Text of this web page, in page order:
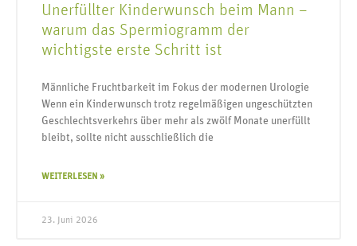
Unerfüllter Kinderwunsch beim Mann –
warum das Spermiogramm der
wichtigste erste Schritt ist
Männliche Fruchtbarkeit im Fokus der modernen Urologie
Wenn ein Kinderwunsch trotz regelmäßigen ungeschützten
Geschlechtsverkehrs über mehr als zwölf Monate unerfüllt
bleibt, sollte nicht ausschließlich die
WEITERLESEN »
23. Juni 2026